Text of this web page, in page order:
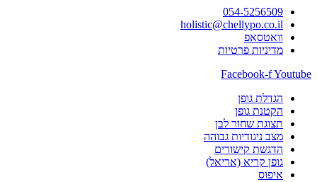
054-5256509
holistic@chellypo.co.il
וואטסאפ
מדיניות פרטיות
Facebook-fYoutube
הגדלת גופן
הקטנת גופן
תצוגת שחור לבן
מצב ניגודיות גבוהה
הדגשת קישורים
גופן קריא (אריאל)
איפוס